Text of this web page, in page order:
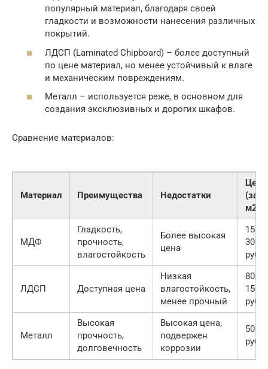
популярный материал, благодаря своей
гладкости и возможности нанесения различных
покрытий.
ЛДСП (Laminated Chipboard) – более доступный
по цене материал, но менее устойчивый к влаге
и механическим повреждениям.
Металл – используется реже, в основном для
создания эксклюзивных и дорогих шкафов.
Сравнение материалов:
Материал Преимущества Недостатки
Цена
(за
м2)
МДФ
Гладкость,
прочность,
влагостойкость
Более высокая
цена
1500-
3000
руб.
ЛДСП Доступная цена
Низкая
влагостойкость,
менее прочный
800-
1500
руб.
Металл
Высокая
прочность,
долговечность
Высокая цена,
подвержен
коррозии
руб.